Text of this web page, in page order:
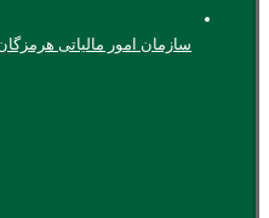
سازمان امور مالیاتی